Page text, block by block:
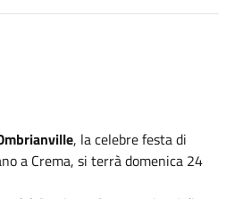
, la celebre festa di
a Crema, si terrà domenica 24